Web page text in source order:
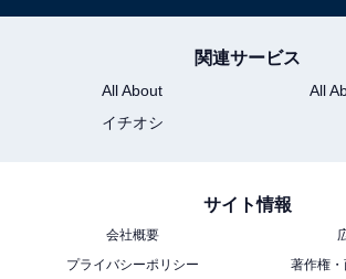
関連サービス
All About
All
イチオシ
サイト情報
会社概要
プライバシーポリシー
著作権